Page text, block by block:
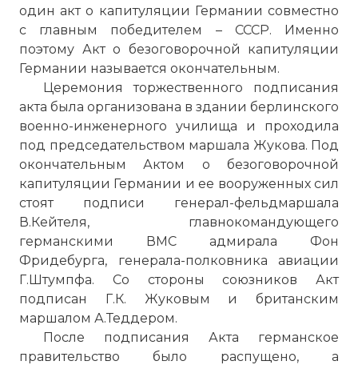
один акт о капитуляции Германии совместно
с главным победителем – СССР. Именно
поэтому Акт о безоговорочной капитуляции
Германии называется окончательным.
Церемония торжественного подписания
акта была организована в здании берлинского
военно-инженерного училища и проходила
под председательством маршала Жукова. Под
окончательным Актом о безоговорочной
капитуляции Германии и ее вооруженных сил
стоят подписи генерал-фельдмаршала
В.Кейтеля, главнокомандующего
германскими ВМС адмирала Фон
Фридебурга, генерала-полковника авиации
Г.Штумпфа. Со стороны союзников Акт
подписан Г.К. Жуковым и британским
маршалом А.Теддером.
После подписания Акта германское
правительство было распущено, а